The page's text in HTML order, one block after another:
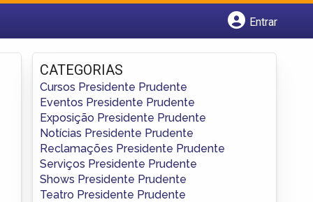
Entrar
Fazer login
Criar conta
CATEGORIAS
Cursos Presidente Prudente
Eventos Presidente Prudente
Exposição Presidente Prudente
Notícias Presidente Prudente
Reclamações Presidente Prudente
Serviços Presidente Prudente
Shows Presidente Prudente
Teatro Presidente Prudente